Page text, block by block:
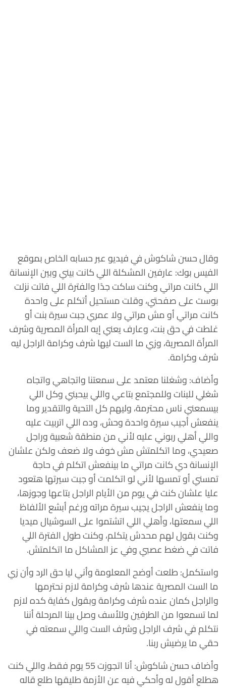
وقال حسن شاكوش في فيديو عبر حسابه الخاص بموقع
الفيس بوك: عارفين المشكلة اللي كانت بيني وبين الإنسانة
اللي كانت مراتي وكنت ساكت جدًا والفترة اللي فاتت نزلت
بوست على صفحتي، وقلت مستحيل أتكلم على واحدة
كانت مراتي أو مش مراتي ولا عمري جبت سيرة بنت أو
غلطت في حق بنت، وعارف يعني إيه المرأة المصرية وشرف
المرأة المصرية، وزي ما الست ليها شرف وكرامة الراجل ليه
شرف وكرامة.
وأضاف: وشغلنا معتمد على سمعتنا واتجاهي واتجاه
شغلي للبنات وللمجتمع بتاعي واللي بيحبني وكل اللي
بيسمعني ناس محترمة، وليهم كل التحية والتقدير وما
ينفعش أجيب سيرة واحدة وحش، وده اللي اتربيت عليه
واللي أهلي ربوني عليه لأني من منطقة شعبية وراجل
صعيدي، وما اتكلمتش مش خوف ولا ضعف ولكن علشان
الإنسانة دي كانت مراتي ما بينفعش اتكلم في حاجة
تمسني أو تمسها لأني لو اتكلمت أو جبت سيرتها هتعود
عليا علشان كنت في يوم من الأيام الراجل بتاعها وجوزها،
وما ينفعش الراجل يجيب سيرة مراته ورغم أبشع الألفاظ
اللي سمعتها، وأهلي اللي اتشتموا على السوشيال ميديا
وكنت بقول لهم محدش يتكلم، وكنت طول الفترة اللي
فاتت في ضغط عصبي وفي عز المشاكل ما اتكلمتش.
واستكمل: طلعت أوضح المعلومة وأني ليا حق الرد وأن زي
ما الست المصرية عندها شرف وكرامة لازم نحترمها
والراجل كمان عنده شرف وكرامة وبقول كفاية كده لازم
لما تسمعوا من الطرفين وللأسف وصل بينا المرحلة أننا
نتكلم في شرف الراجل وشرف الست واللي سمعته في
حقي ما يرضيش ربنا.
وأضاف حسن شاكوش: أنا اتجوزت 55 يوم فقط، واللي كنت
هطلع أقول له وأحكي فيه عن الأزمة طليقها طلع قاله